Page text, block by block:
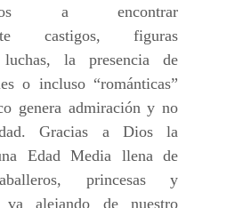
a encontrar
castigos, figuras
la presencia de
o incluso “románticas”
genera admiración y no
Gracias a Dios la
Edad Media llena de
princesas y
va alejando de nuestro